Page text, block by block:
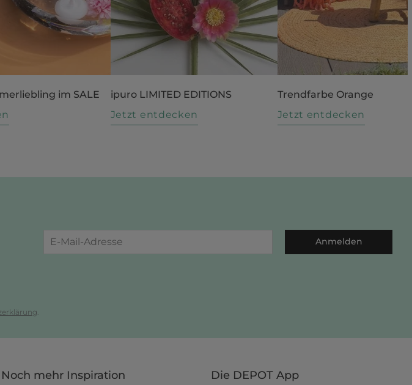
im SALE
ipuro LIMITED EDITIONS
Jetzt entdecken
Trendfarbe Orange
Jetzt entdecken
Anmelden
.
Noch mehr Inspiration Die DEPOT App